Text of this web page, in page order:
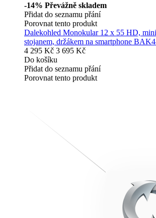
-14% Převážně skladem
Přidat do seznamu přání
Porovnat tento produkt
Dalekohled Monokular 12 x 55 HD,
stojanem, držákem na smartphone
4 295 Kč 3 695 Kč
Do košíku
Přidat do seznamu přání
Porovnat tento produkt